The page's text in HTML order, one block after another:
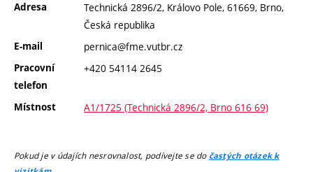
Adresa
Technická 2896/2, Královo Pole, 61669, Brno,
Česká republika
E-mail pernica@fme.vutbr.cz
Pracovní
telefon
+420 54114 2645
Místnost A1/1725 (Technická 2896/2, Brno 616 69)
Pokud je v údajích nesrovnalost, podívejte se do častých otázek k